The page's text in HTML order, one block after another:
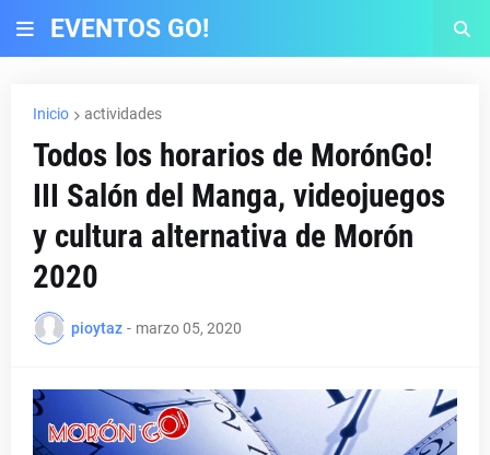
EVENTOS GO!
Inicio actividades
Todos los horarios de MorónGo!
III Salón del Manga, videojuegos
y cultura alternativa de Morón
2020
pioytaz - marzo 05, 2020